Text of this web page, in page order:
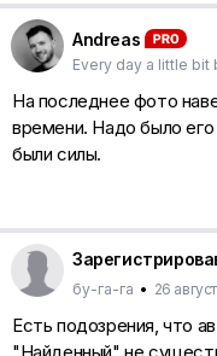
Andreas
Every day a little bit
На последнее фото
времени. Надо было
были силы.
бу-га-га • 26
Есть подозрения, что